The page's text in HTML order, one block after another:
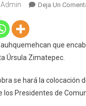
Admin Deja Un
que
Úrsula Zimatepec.
se hará la colocación
los Presidentes de